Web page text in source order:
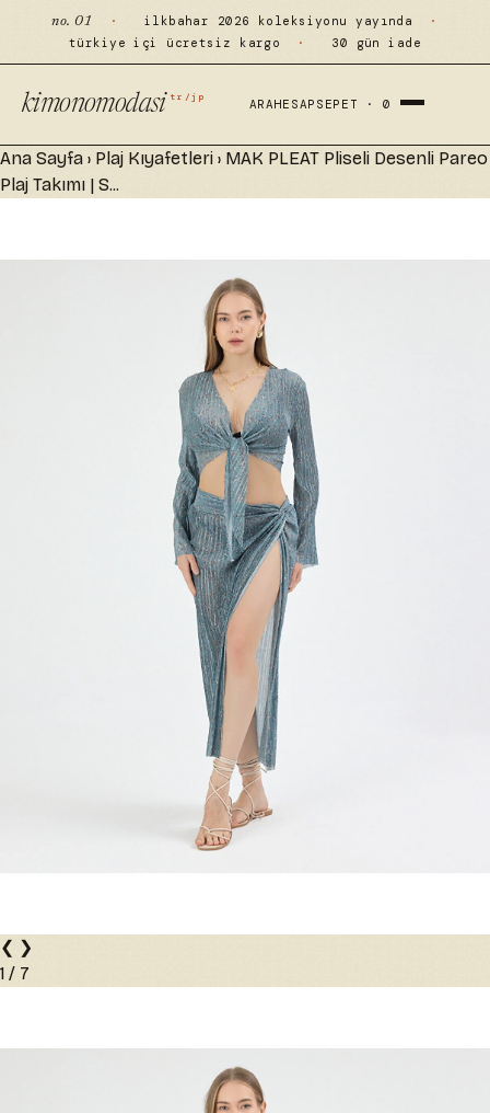
no. 01 · ilkbahar 2026 koleksiyonu yayında
·
türkiye içi ücretsiz kargo
· 30 gün iade
kimonomodasi tr/jp
ARAHESAP SEPET ·0
Ana Sayfa › Plaj Kıyafetleri › MAK PLEAT Pliseli Desenli Pareo
Plaj Takımı | S...
❮ ❯
1 / 7